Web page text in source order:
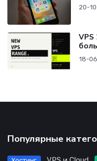
20-
VPS
18-
Популярные